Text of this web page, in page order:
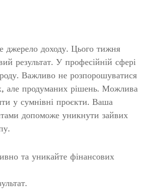
джерело доходу. Цього тижня
результат. У професійній сфері
Важливо не розпорошуватися
але продуманих рішень. Можлива
у сумнівні проєкти. Ваша
допоможе уникнути зайвих
та уникайте фінансових